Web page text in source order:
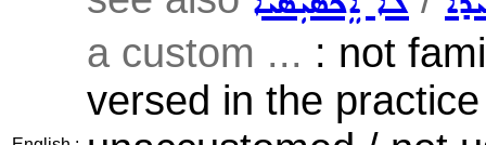
a custom ... : not
versed in the